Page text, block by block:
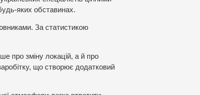
яких обставинах.
За статистикою
про зміну локацій, а й про
що створює додатковий